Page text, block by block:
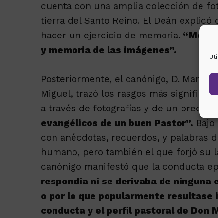
cuenta con una amplia colección de
tierra del Santo Reino. El Deán
hacer un ejercicio de memoria.
y memoria de las imágenes”.
Posteriormente, el canónigo, D.
Miguel, trazó los rasgos más
a través de fotografías y de un
evangélicos de un buen Pastor”.
con anécdotas, recuerdos, y palabras
humano, pero también el que forjó su
canónigo manifestó que la conducta
respondía ni se derivaba de
o por lo que popularmente
conducta y el perfil pastoral de Don